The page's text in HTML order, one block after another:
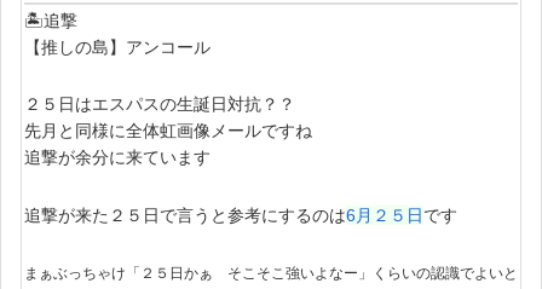
🏝追撃
【推しの島】アンコール
２５日はエスパスの生誕日対抗？？
先月と同様に全体虹画像メールですね
追撃が余分に来ています
追撃が来た２５日で言うと参考にするのは6月２５日です
まぁぶっちゃけ「２５日かぁ そこそこ強いよなー」くらいの認識でよいと